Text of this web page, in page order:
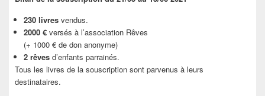
230 livres vendus.
2000 € versés à l’association Rêves
(+ 1000 € de don anonyme)
2 rêves d’enfants parrainés.
Tous les livres de la souscription sont parvenus à leurs
destinataires.